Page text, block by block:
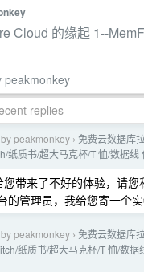
Cloud 的缘起 1--
peakmonkey
replies
peakmonkey › 免费云数据库
纸质书/超大马克杯/T 恤/数据线
您带来了不好的体验，请
的管理员，我给您寄一个实
peakmonkey › 免费云数据库
纸质书/超大马克杯/T 恤/数据